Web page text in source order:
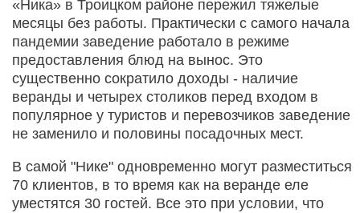
«Ника» в Троицком районе пережил тяжелые
месяцы без работы. Практически с самого начала
пандемии заведение работало в режиме
предоставления блюд на вынос. Это
существенно сократило доходы - наличие
веранды и четырех столиков перед входом в
популярное у туристов и перевозчиков заведение
не заменило и половины посадочных мест.
В самой "Нике" одновременно могут разместиться
70 клиентов, в то время как на веранде еле
уместятся 30 гостей. Все это при условии, что